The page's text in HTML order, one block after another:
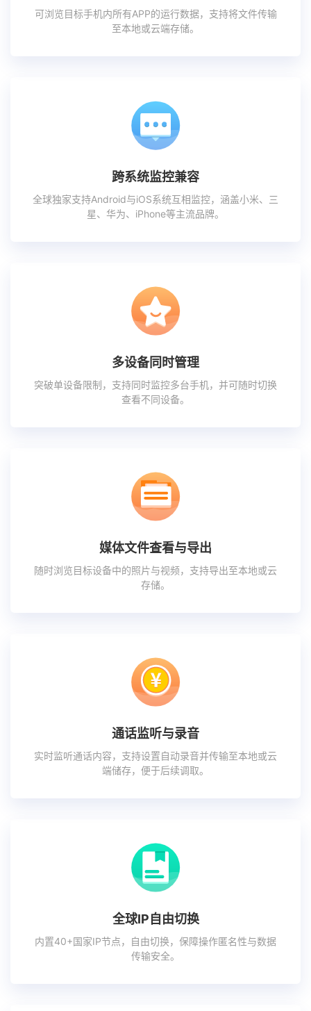
可浏览目标手机内所有APP的运行数据，支持将文件传输
至本地或云端存储。
跨系统监控兼容
全球独家支持Android与iOS系统互相监控，涵盖小米、三
星、华为、iPhone等主流品牌。
多设备同时管理
突破单设备限制，支持同时监控多台手机，并可随时切换
查看不同设备。
媒体文件查看与导出
随时浏览目标设备中的照片与视频，支持导出至本地或云
存储。
通话监听与录音
实时监听通话内容，支持设置自动录音并传输至本地或云
端储存，便于后续调取。
全球IP自由切换
内置40+国家IP节点，自由切换，保障操作匿名性与数据
传输安全。